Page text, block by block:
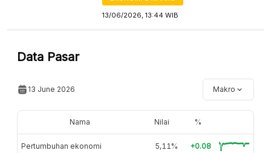
13/06/2026, 13:44 WIB
Data Pasar
13 June 2026 Makro
Nama Nilai %
Pertumbuhan ekonomi 5,11% +0.08